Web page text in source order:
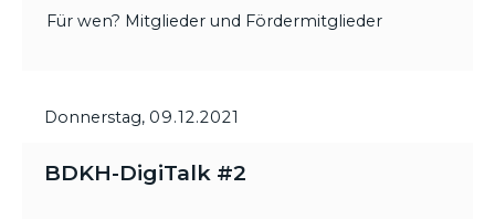
Für wen? Mitglieder und Fördermitglieder
Donnerstag, 09.12.2021
BDKH-DigiTalk #2